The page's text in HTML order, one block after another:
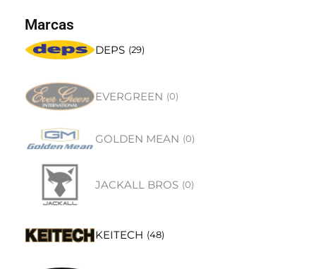
Marcas
DEPS (29)
EVERGREEN (0)
GOLDEN MEAN (0)
JACKALL BROS (0)
KEITECH (48)